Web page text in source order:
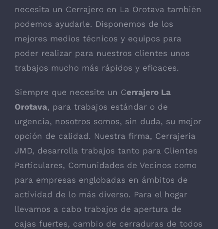
necesita un Cerrajero en La Orotava también
podemos ayudarle. Disponemos de los
mejores medios técnicos y equipos para
poder realizar para nuestros clientes unos
trabajos mucho más rápidos y eficaces.
Siempre que necesite un Cerrajero La
Orotava, para trabajos estándar o de
urgencia, nosotros somos, sin duda, su mejor
opción de calidad. Nuestra firma, Cerrajería
JMD, desarrolla trabajos tanto para Clientes
Particulares, Comunidades de Vecinos como
para empresas englobadas en ámbitos de
actividad de lo más diverso. Para el hogar
llevamos a cabo trabajos de apertura de
cajas fuertes, cambio de cerraduras de todos